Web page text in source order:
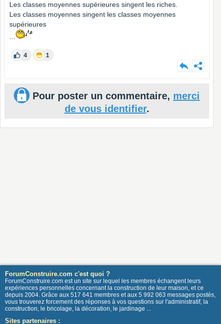
Les classes moyennes supérieures singent les riches.
Les classes moyennes singent les classes moyennes
supérieures
4 1
Pour poster un commentaire, merci
de vous identifier.
ForumConstruire.com c'est quoi ?
ForumConstruire.com est un site sur lequel les membres échangent leurs
expériences personnelles concernant la construction de leur maison, et ce
depuis 2004. Grâce aux 517 641 membres et aux 5 992 063 messages postés,
vous trouverez forcement des réponses à vos questions sur l'administratif, la
construction, le bricolage, la décoration, le jardinage ...
Sites partenaires :